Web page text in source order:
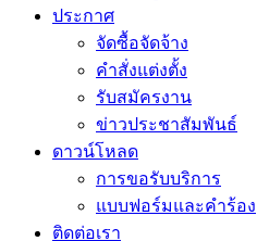
ประกาศ
จัดซื้อจัดจ้าง
คำสั่งแต่งตั้ง
รับสมัครงาน
ข่าวประชาสัมพันธ์
ดาวน์โหลด
การขอรับบริการ
แบบฟอร์มและคำร้อง
ติดต่อเรา